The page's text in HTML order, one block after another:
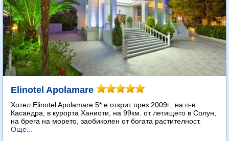
Elinotel Apolamare
Хотел Elinotel Apolamare 5* е открит през 2009г., на п-в
Касандра, в курорта Ханиоти, на 99км. от летището в Солун,
на брега на морето, заобиколен от богата растителност.
Още...